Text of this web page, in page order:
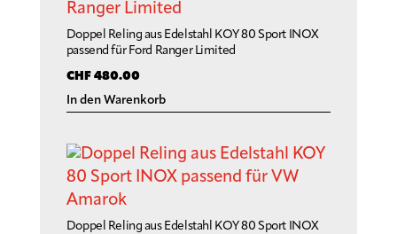
Doppel Reling aus Edelstahl KOY 80 Sport INOX
passend für Ford Ranger Limited
CHF480.00
In den Warenkorb
Doppel Reling aus Edelstahl KOY 80 Sport INOX